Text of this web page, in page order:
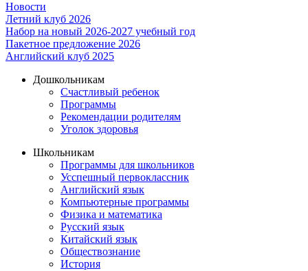
Новости
Летний клуб 2026
Набор на новый 2026-2027 учебный год
Пакетное предложение 2026
Английский клуб 2025
Дошкольникам
Счастливый ребенок
Программы
Рекомендации родителям
Уголок здоровья
Школьникам
Программы для школьников
Усспешный первоклассник
Английский язык
Компьютерные программы
Физика и математика
Русский язык
Китайский язык
Обществознание
История